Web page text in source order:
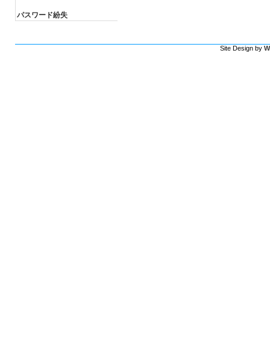
パスワード紛失
Site Design by